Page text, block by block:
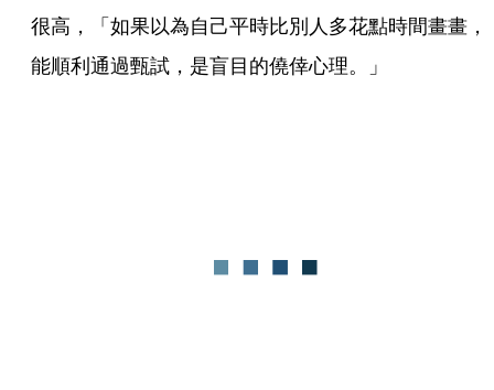
很高，「如果以為自己平時比別人多花點時間畫畫，
能順利通過甄試，是盲目的僥倖心理。」